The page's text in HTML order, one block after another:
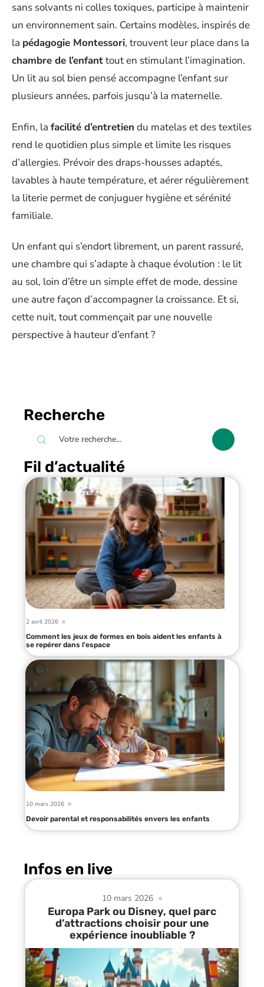
sans solvants ni colles toxiques, participe à maintenir
un environnement sain. Certains modèles, inspirés de
la pédagogie Montessori, trouvent leur place dans la
chambre de l’enfanttout en stimulant l’imagination.
Un lit au sol bien pensé accompagne l’enfant sur
plusieurs années, parfois jusqu’à la maternelle.
Enfin, la facilité d’entretien du matelas et des textiles
rend le quotidien plus simple et limite les risques
d’allergies. Prévoir des draps-housses adaptés,
lavables à haute température, et aérer régulièrement
la literie permet de conjuguer hygiène et sérénité
familiale.
Un enfant qui s’endort librement, un parent rassuré,
une chambre qui s’adapte à chaque évolution : le lit
au sol, loin d’être un simple effet de mode, dessine
une autre façon d’accompagner la croissance. Et si,
cette nuit, tout commençait par une nouvelle
perspective à hauteur d’enfant ?
Recherche
Fil d’actualité
2 avril 2026
Comment les jeux de formes en bois aident les enfants à
se repérer dans l’espace
10 mars 2026
Devoir parental et responsabilités envers les enfants
Infos en live
10 mars 2026
Europa Park ou Disney, quel parc
d’attractions choisir pour une
expérience inoubliable ?